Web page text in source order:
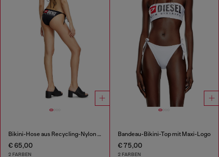
Bikini-Hose aus Recycling-Nylon mit Maxi-Logo
€ 65,00
2 FARBEN
Bandeau-Bikini-Top mit Maxi-Logo
€ 75,00
2 FARBEN